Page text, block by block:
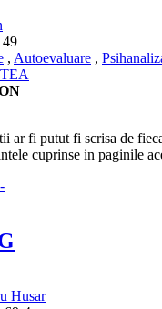
, Autoevaluare ,
ar fi putut fi scrisa de
cuprinse in paginile
Husar